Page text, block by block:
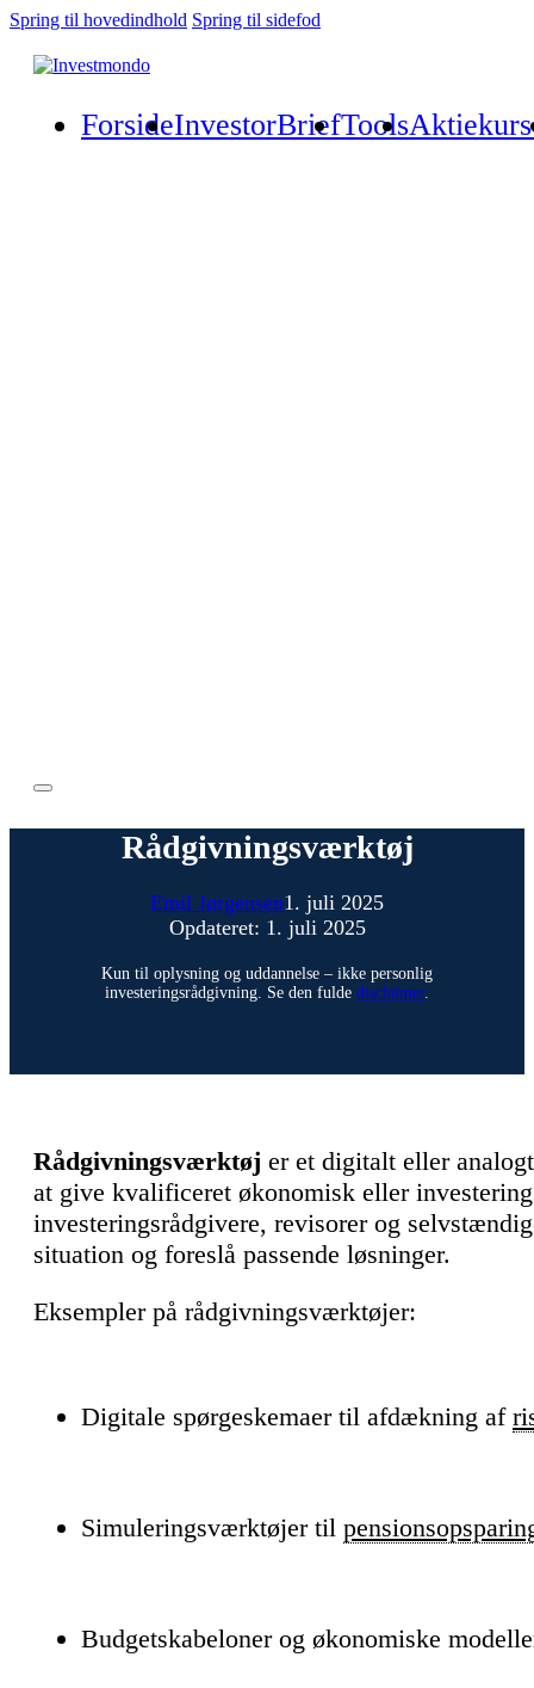
Spring til hovedindhold Spring til sidefod
ForsideInvestorBriefTools
Rådgivningsværktøj
Emil Jørgensen1. juli 2025
Opdateret: 1. juli 2025
Kun til oplysning og uddannelse – ikke personlig
investeringsrådgivning. Se den fulde disclaimer.
Rådgivningsværktøj er et digitalt eller
at give kvalificeret økonomisk eller
investeringsrådgivere, revisorer og
situation og foreslå passende løsninger.
Eksempler på rådgivningsværktøjer:
Digitale spørgeskemaer til afdækning af
Simuleringsværktøjer til
Budgetskabeloner og økonomiske